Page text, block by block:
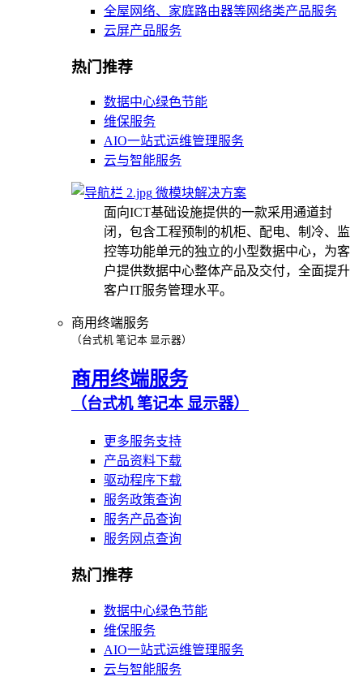
全屋网络、家庭路由器等网络类产品服务
云屏产品服务
热门推荐
数据中心绿色节能
维保服务
AIO一站式运维管理服务
云与智能服务
微模块解决方案
面向ICT基础设施提供的一款采用通道封
闭，包含工程预制的机柜、配电、制冷、监
控等功能单元的独立的小型数据中心，为客
户提供数据中心整体产品及交付，全面提升
客户IT服务管理水平。
商用终端服务
（台式机 笔记本 显示器）
商用终端服务
（台式机 笔记本 显示器）
更多服务支持
产品资料下载
驱动程序下载
服务政策查询
服务产品查询
服务网点查询
热门推荐
数据中心绿色节能
维保服务
AIO一站式运维管理服务
云与智能服务